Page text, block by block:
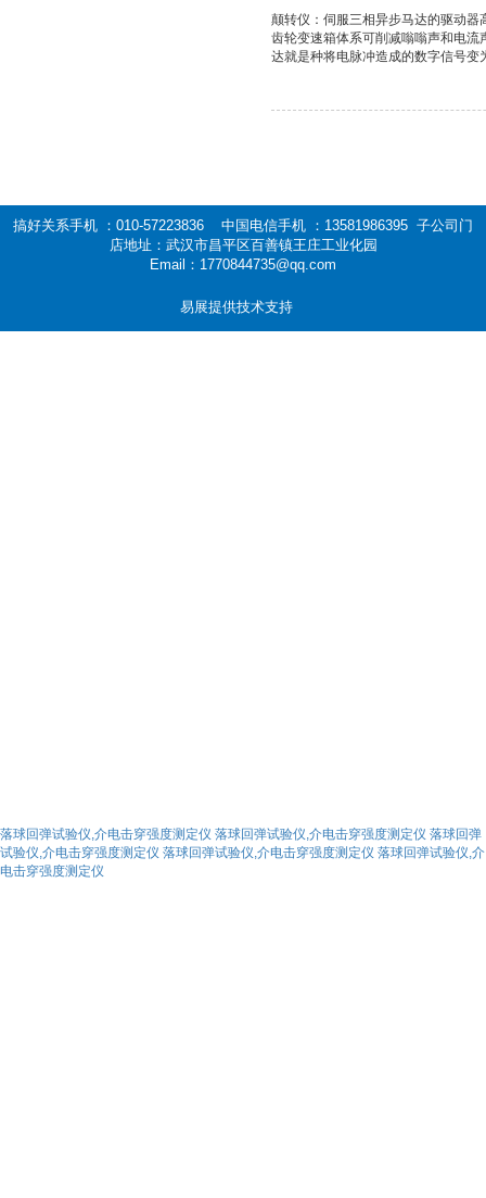
颠转仪：伺服三相异步马达的驱动
齿轮变速箱体系可削减嗡嗡声和电
达就是种将电脉冲造成的数字信号
搞好关系手机 ：010-57223836 中国电信手机 ：13581986395 子公司门
店地址：武汉市昌平区百善镇王庄工业化园
Email：1770844735@qq.com
易展提供技术支持
落球回弹试验仪,介电击穿强度测定仪 落球回弹试验仪,介电击穿强度测定仪 落球回弹
试验仪,介电击穿强度测定仪 落球回弹试验仪,介电击穿强度测定仪 落球回弹试验仪,介
电击穿强度测定仪